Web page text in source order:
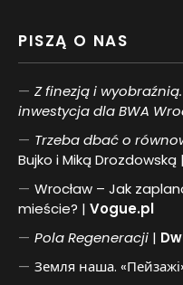
PISZĄ O NAS
Z finezją i
inwestycja dla BWA
Trzeba dbać o
Bujko i Miką Drozdowską |
Wrocław – Jak
mieście? | Vogue.pl
PolaRegeneracji |
Земля наша.